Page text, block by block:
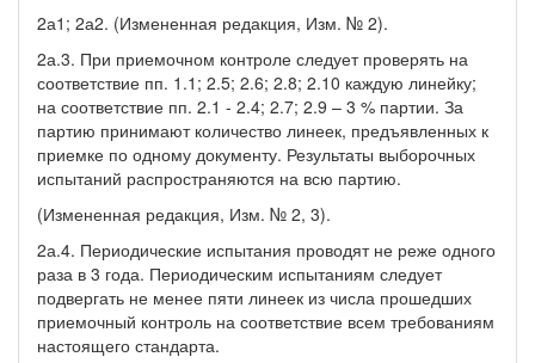
2а1; 2а2. (Измененная редакция, Изм. № 2).
2а.3. При приемочном контроле следует проверять на
соответствие пп. 1.1; 2.5; 2.6; 2.8; 2.10 каждую линейку;
на соответствие пп. 2.1 - 2.4; 2.7; 2.9 – 3 % партии. За
партию принимают количество линеек, предъявленных к
приемке по одному документу. Результаты выборочных
испытаний распространяются на всю партию.
(Измененная редакция, Изм. № 2, 3).
2а.4. Периодические испытания проводят не реже одного
раза в 3 года. Периодическим испытаниям следует
подвергать не менее пяти линеек из числа прошедших
приемочный контроль на соответствие всем требованиям
настоящего стандарта.